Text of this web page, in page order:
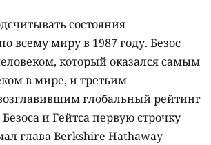
состояния
всему миру в 1987 году. Безос
который оказался самым
в мире, и третьим
глобальный рейтинг
и Гейтса первую строчку
глава Berkshire Hathaway